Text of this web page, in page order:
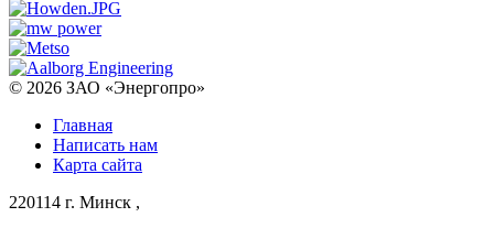
© 2026 ЗАО «Энергопро»
Главная
Написать нам
Карта сайта
220114 г. Минск ,